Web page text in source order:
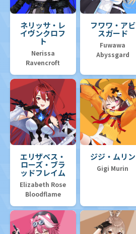
ネリッサ・レ
イヴンクロフ
ト
Nerissa
Ravencroft
フワワ・アビ
スガード
Fuwawa
Abyssgard
エリザベス・
ローズ・ブラ
ッドフレイム
Elizabeth Rose
Bloodflame
ジジ・ムリン
Gigi Murin